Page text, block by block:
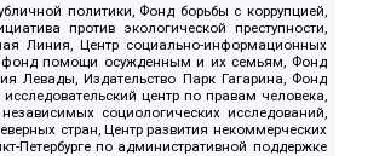
политики, Фонд борьбы с коррупцией,
против экологической преступности,
Линия, Центр социально-информационных
фонд помощи осужденным и их семьям, Фонд
Левады, Издательство Парк Гагарина, Фонд
центр по правам человека,
социологических исследований,
стран, Центр развития некоммерческих
Петербурге по административной поддержке